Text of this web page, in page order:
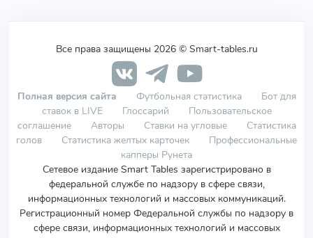
Все права защищены 2026 © Smart-tables.ru
Полная версия сайта Футбольная статистика
Бот для
ставок в LIVE
Глоссарий
Пользовательское
соглашение
Авторы Ставки на угловые
Статистика
голов
Статистика желтых карточек
Профессиональные
капперы Рунета
Сетевое издание Smart Tables зарегистрировано в
федеральной службе по надзору в сфере связи,
информационных технологий и массовых коммуникаций.
Регистрационный номер Федеральной службы по надзору в
сфере связи, информационных технологий и массовых